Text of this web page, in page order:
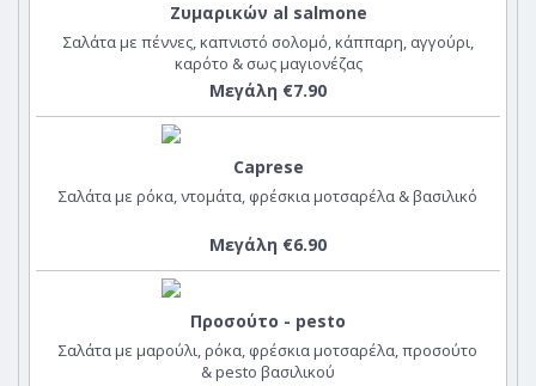
Ζυμαρικών al salmone
Σαλάτα με πέννες, καπνιστό σολομό, κάππαρη, αγγούρι,
καρότο & σως μαγιονέζας
Μεγάλη €7.90
Caprese
Σαλάτα με ρόκα, ντομάτα, φρέσκια μοτσαρέλα & βασιλικό
Μεγάλη €6.90
Προσούτο - pesto
Σαλάτα με μαρούλι, ρόκα, φρέσκια μοτσαρέλα, προσούτο
& pesto βασιλικού